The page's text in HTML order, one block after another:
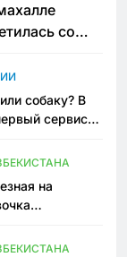
со
собаку? В
сервис
на